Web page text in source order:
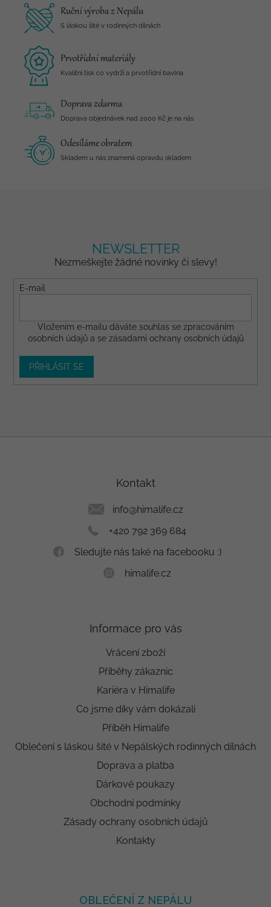
Ruční výroba z Nepálu
S láskou šité v rodinných dílnách
Prvotřídní materiály
Kvalitní tisk co vydrží a prvotřídní bavlna
Doprava zdarma
Doprava objednávek nad 2000 Kč je na nás
Odesíláme obratem
Skladem u nás znamená opravdu skladem
NEWSLETTER
Nezmeškejte žádné novinky či slevy!
E-mail
Vložením e-mailu dáváte souhlas se zpracováním
osobních údajů a se zásadami ochrany osobních údajů
PŘIHLÁSIT SE
Kontakt
info@himalife.cz
+420 792 369 684
Sledujte nás také na facebooku :)
himalife.cz
Informace pro vás
Vrácení zboží
Příběhy zákaznic
Kariéra v Himalife
Co jsme díky vám dokázali
Příběh Himalife
Oblečení s láskou šité v Nepálských rodinných dílnách
Doprava a platba
Dárkové poukazy
Obchodní podmínky
Zásady ochrany osobních údajů
Kontakty
OBLEČENÍ Z NEPÁLU